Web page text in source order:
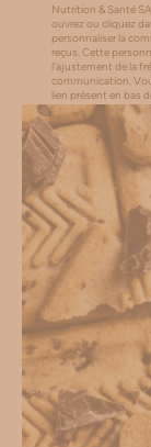
Nutrition & Santé
ouvrez ou cliquez
personnaliser la
reçus. Cette
l'ajustement de la
communication.
lien présent en bas